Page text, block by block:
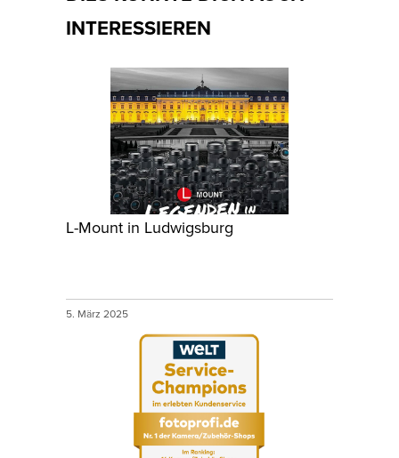
INTERESSIEREN
L-Mount in Ludwigsburg
5. März 2025